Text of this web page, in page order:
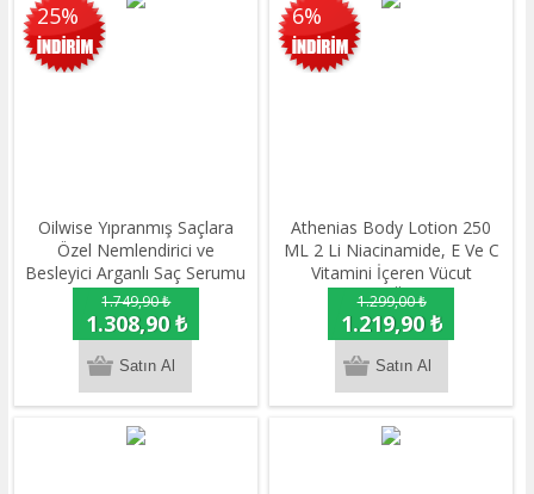
25%
Oilwise Yıpranmış Saçlara
Özel Nemlendirici ve
Besleyici Arganlı Saç Serumu
100 ml
1.749,90 ₺
1.308,90 ₺
6%
Athenias Body Lotion 250
ML 2 Li Niacinamide, E Ve C
Vitamini İçeren Vücut
Losyonu 2'li Ürün | Uzun
Süre Nem + Cilt Tonu
Eşitleyici
1.299,00 ₺
1.219,90 ₺